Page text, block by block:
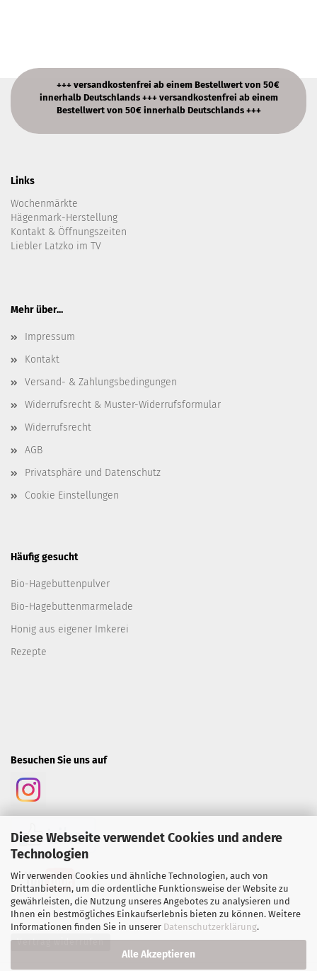
Diese Webseite verwendet Cookies und andere
Technologien
Wir verwenden Cookies und ähnliche Technologien, auch von
Drittanbietern, um die ordentliche Funktionsweise der Website zu
gewährleisten, die Nutzung unseres Angebotes zu analysieren und
Ihnen ein bestmögliches Einkaufserlebnis bieten zu können. Weitere
Informationen finden Sie in unserer Datenschutzerklärung.
Alle Akzeptieren
+++ versandkostenfrei ab einem Bestellwert von 50€
innerhalb Deutschlands +++ versandkostenfrei ab einem
Bestellwert von 50€ innerhalb Deutschlands +++
Links
Wochenmärkte
Hägenmark-Herstellung
Kontakt & Öffnungszeiten
Liebler Latzko im TV
Mehr über...
Impressum
Kontakt
Versand- & Zahlungsbedingungen
Widerrufsrecht & Muster-Widerrufsformular
Widerrufsrecht
AGB
Privatsphäre und Datenschutz
Cookie Einstellungen
Häufig gesucht
Bio-Hagebuttenpulver
Bio-Hagebuttenmarmelade
Honig aus eigener Imkerei
Rezepte
Besuchen Sie uns auf
Vertrag widerrufen